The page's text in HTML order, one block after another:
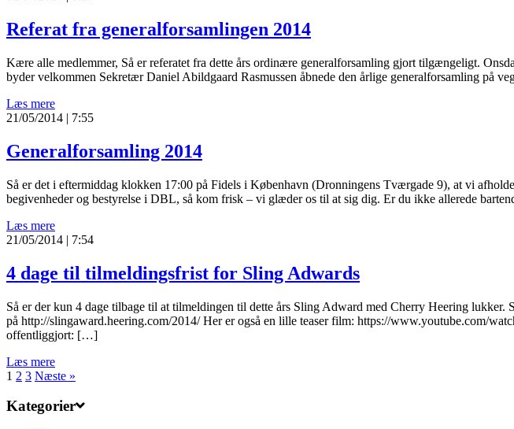
Referat fra generalforsamlingen 2014
Kære alle medlemmer, Så er referatet fra dette års ordinære generalforsamling gjort tilgængeligt.
byder velkommen Sekretær Daniel Abildgaard Rasmussen åbnede den årlige generalforsamling
Læs mere
21/05/2014 | 7:55
Generalforsamling 2014
Så er det i eftermiddag klokken 17:00 på Fidels i København (Dronningens Tværgade 9), at vi
begivenheder og bestyrelse i DBL, så kom frisk – vi glæder os til at sig dig. Er du ikke allerede
Læs mere
21/05/2014 | 7:54
4 dage til tilmeldingsfrist for Sling Adwards
Så er der kun 4 dage tilbage til at tilmeldingen til dette års Sling Adward med Cherry Heering
på http://slingaward.heering.com/2014/ Her er også en lille teaser film: https://www.youtube.com/
offentliggjort: […]
Læs mere
1 2 3 Næste »
Kategorier